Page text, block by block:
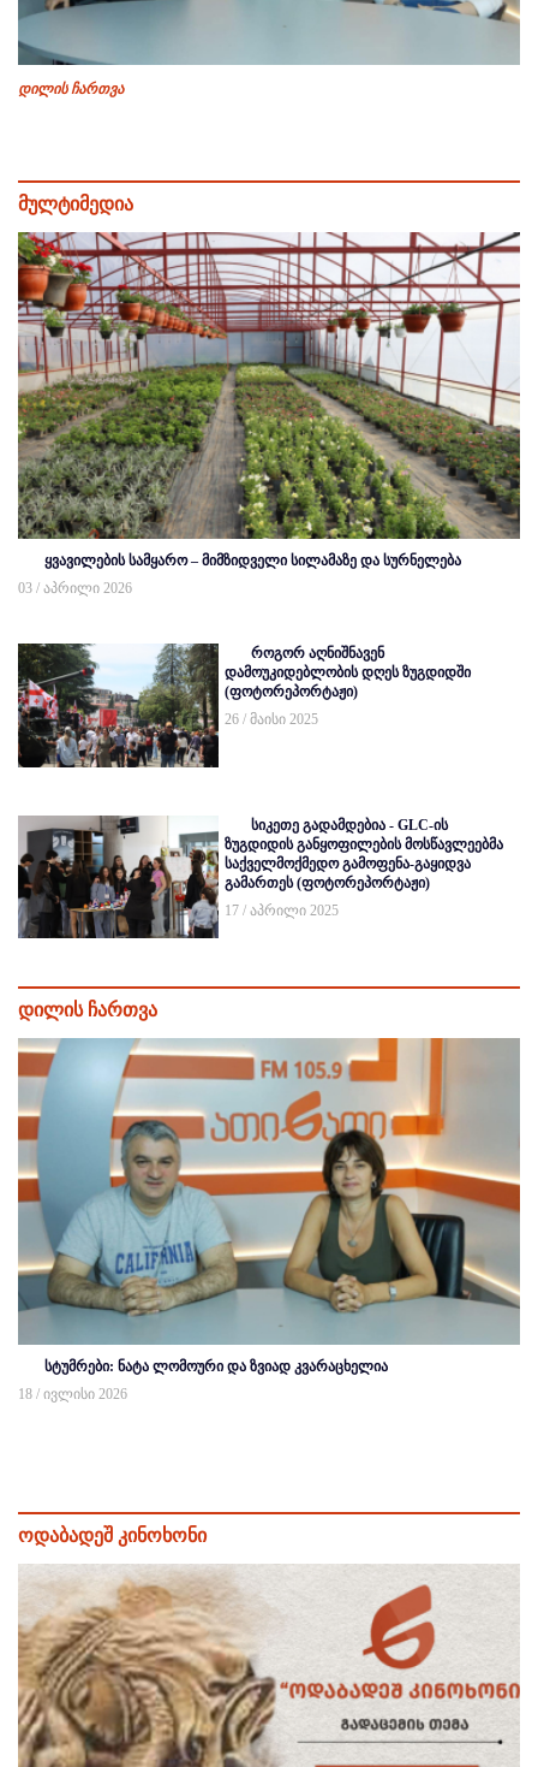
დილის ჩართვა
მულტიმედია
ყვავილების სამყარო – მიმზიდველი სილამაზე და სურნელება
03 / აპრილი 2026
როგორ აღნიშნავენ
დამოუკიდებლობის დღეს ზუგდიდში
(ფოტორეპორტაჟი)
26 / მაისი 2025
სიკეთე გადამდებია - GLC-ის
ზუგდიდის განყოფილების მოსწავლეებმა
საქველმოქმედო გამოფენა-გაყიდვა
გამართეს (ფოტორეპორტაჟი)
17 / აპრილი 2025
დილის ჩართვა
სტუმრები: ნატა ლომოური და ზვიად კვარაცხელია
18 / ივლისი 2026
ოდაბადეშ კინოხონი